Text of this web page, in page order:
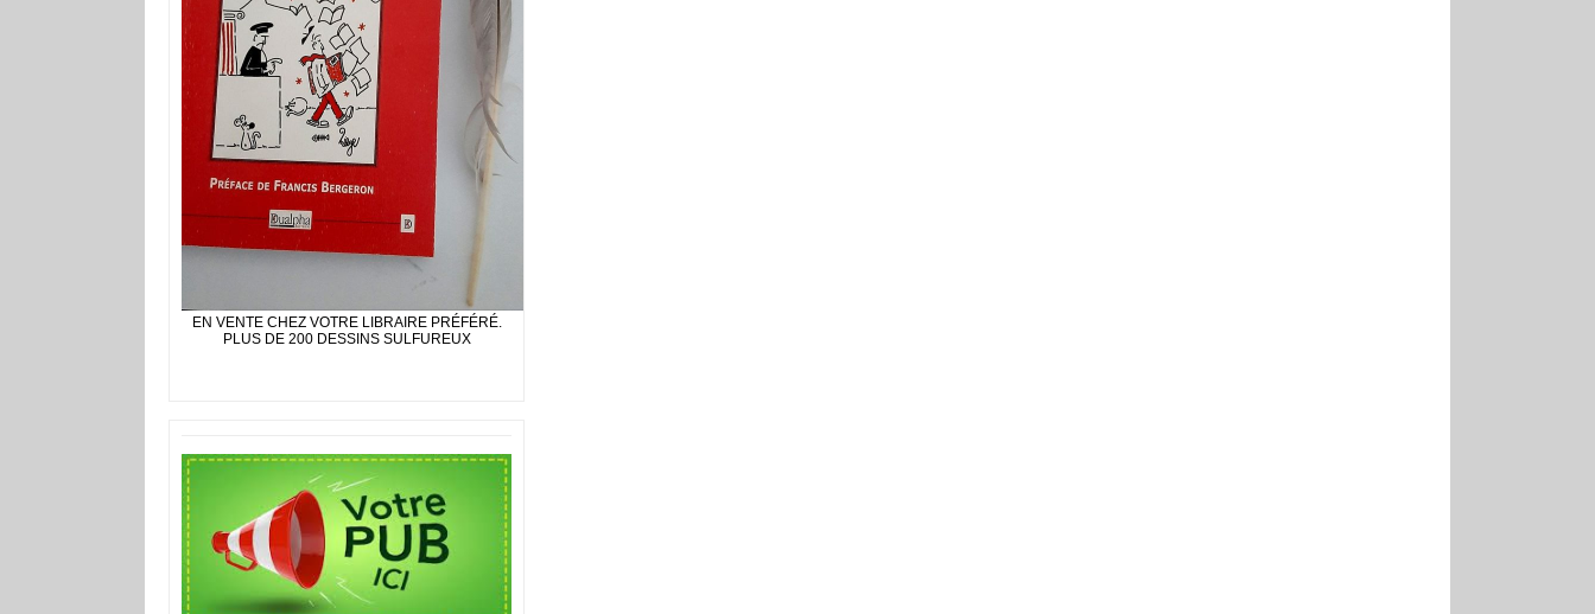
EN VENTE CHEZ VOTRE LIBRAIRE PRÉFÉRÉ.
PLUS DE 200 DESSINS SULFUREUX